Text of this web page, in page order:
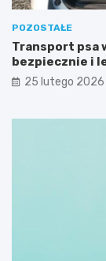
r
e
p
o
i
n
z
w
i
e
z
t
POZOSTAŁE
Transport psa
bezpiecznie i
25 lutego 2026